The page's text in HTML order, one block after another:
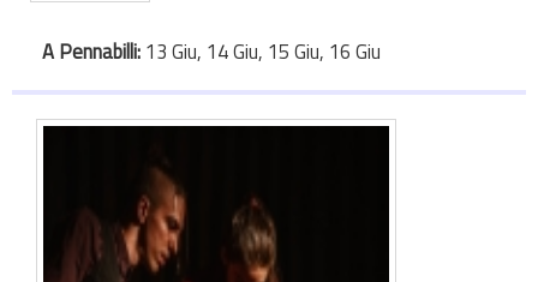
A Pennabilli: 13 Giu, 14 Giu, 15 Giu, 16 Giu